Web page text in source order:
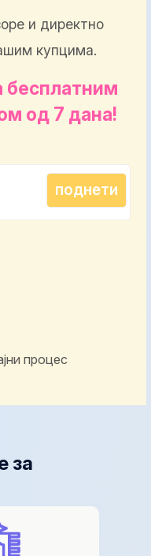
и директно
купцима.
бесплатним
од 7 дана!
процес
за